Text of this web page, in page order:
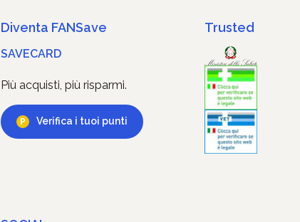
Diventa FANSave
SAVECARD
Più acquisti, più risparmi.
Verifica i tuoi punti
Trusted